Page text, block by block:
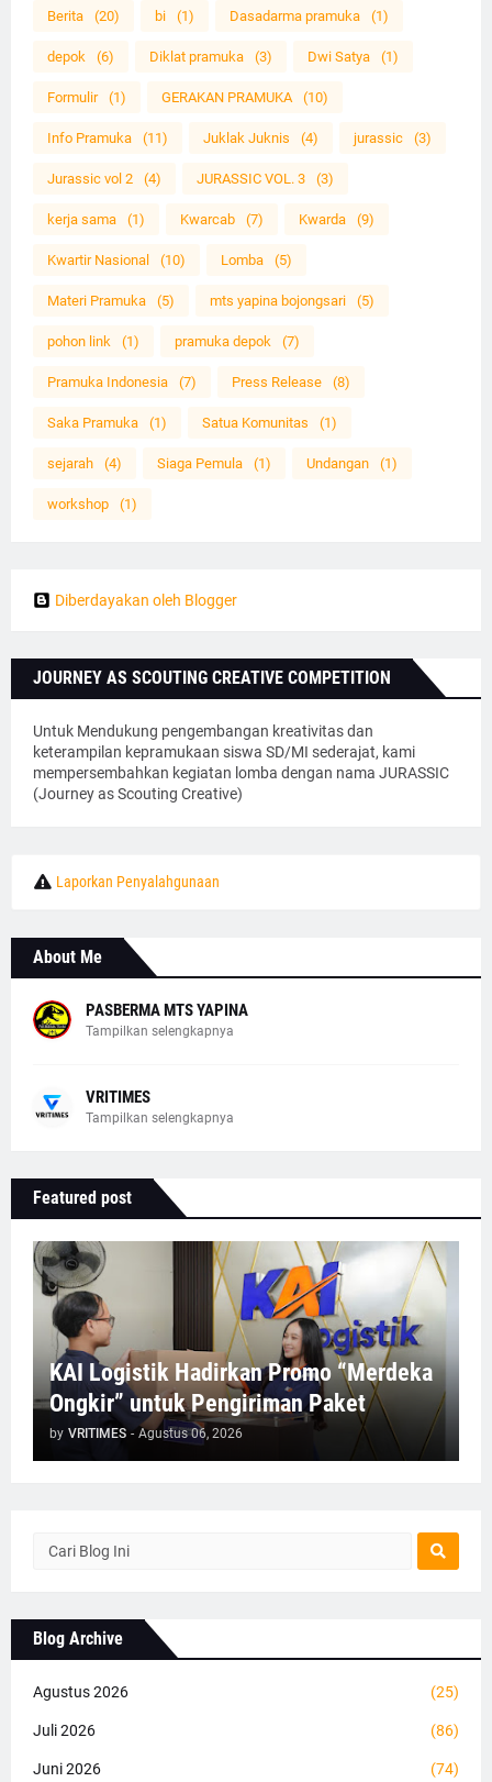
Berita (20) bi (1) Dasadarma pramuka (1)
depok (6) Diklat pramuka (3) Dwi Satya (1)
Formulir (1) GERAKAN PRAMUKA (10)
Info Pramuka (11) Juklak Juknis (4) jurassic (3)
Jurassic vol 2 (4) JURASSIC VOL. 3 (3)
kerja sama (1) Kwarcab (7) Kwarda (9)
Kwartir Nasional (10) Lomba (5)
Materi Pramuka (5) mts yapina bojongsari (5)
pohon link (1) pramuka depok (7)
Pramuka Indonesia (7) Press Release (8)
Saka Pramuka (1) Satua Komunitas (1)
sejarah (4) Siaga Pemula (1) Undangan (1)
workshop (1)
Diberdayakan oleh Blogger
JOURNEY AS SCOUTING CREATIVE COMPETITION
Untuk Mendukung pengembangan kreativitas dan
keterampilan kepramukaan siswa SD/MI sederajat, kami
mempersembahkan kegiatan lomba dengan nama JURASSIC
(Journey as Scouting Creative)
Laporkan Penyalahgunaan
About Me
PASBERMA MTS YAPINA
Tampilkan selengkapnya
VRITIMES
Tampilkan selengkapnya
Featured post
KAI Logistik Hadirkan Promo “Merdeka
Ongkir” untuk Pengiriman Paket
by VRITIMES - Agustus 06, 2026
Blog Archive
Agustus 2026 (25)
Juli 2026 (86)
Juni 2026 (74)